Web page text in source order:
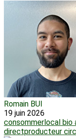
Romain BUI
19 juin 2026
consommerlocal bio
directproducteur